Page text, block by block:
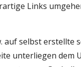
Links
selbst erstellte
unterliegen dem